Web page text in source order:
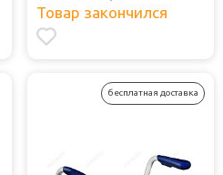
Товар закончился
бесплатная доставка